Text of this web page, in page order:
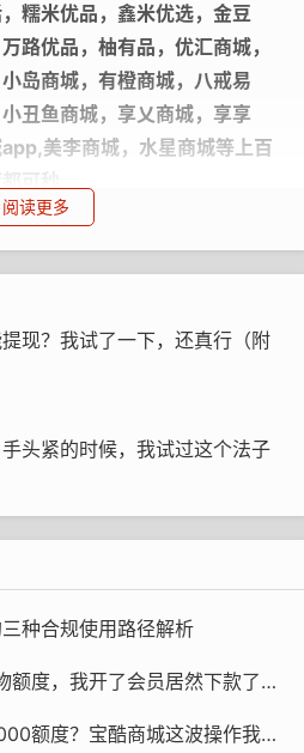
糯米优品，鑫米优选，金豆
路优品，柚有品，优汇商城，
岛商城，有橙商城，八戒易
丑鱼商城，享乂商城，享享
美李商城，水星商城等上百
阅读更多
现？我试了一下，还真行（附
头紧的时候，我试过这个法子
种合规使用路径解析
分期乐突然给了5000购物额度，我开了会员居然下款了，但这利息……
去年秒拒，今年却给了8000额度？宝酷商城这波操作我看不懂了